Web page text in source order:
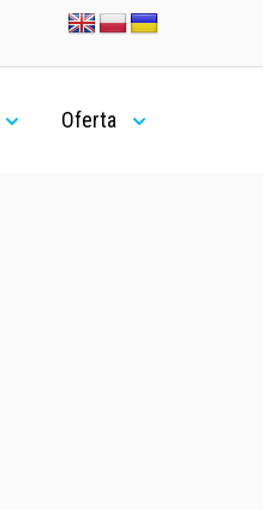
Oferta